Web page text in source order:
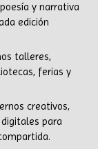
y narrativa
edición
talleres,
ferias y
creativos,
para